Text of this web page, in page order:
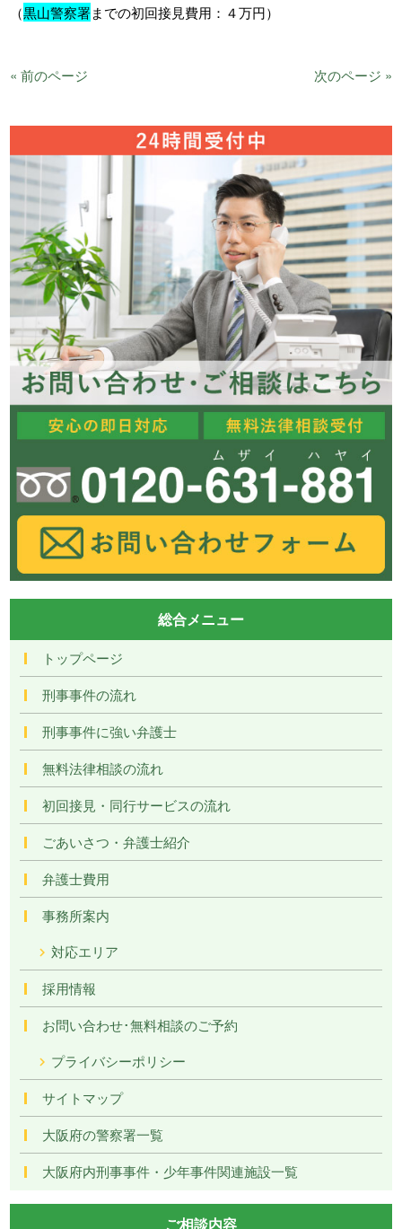
（黒山警察署までの初回接見費用：４万円）
« 前のページ 次のページ »
総合メニュー
トップページ
刑事事件の流れ
刑事事件に強い弁護士
無料法律相談の流れ
初回接見・同行サービスの流れ
ごあいさつ・弁護士紹介
弁護士費用
事務所案内
対応エリア
採用情報
お問い合わせ･無料相談のご予約
プライバシーポリシー
サイトマップ
大阪府の警察署一覧
大阪府内刑事事件・少年事件関連施設一覧
ご相談内容